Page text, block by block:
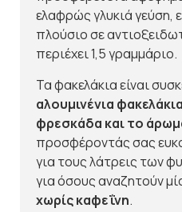
ελαφρώς γλυκιά γεύση,
πλούσιο σε
περιέχει 1,5 γραμμάριο.
Τα φακελάκια είναι
αλουμινένια
φρεσκάδα και το
προσφέροντάς σας
για τους λάτρεις των
για όσους αναζητούν
χωρίς καφεΐνη.